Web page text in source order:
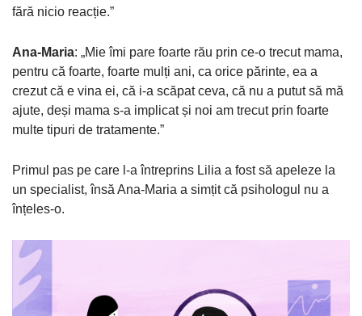
fără nicio reacție.”
Ana-Maria: „Mie îmi pare foarte rău prin ce-o trecut mama,
pentru că foarte, foarte mulți ani, ca orice părinte, ea a
crezut că e vina ei, că i-a scăpat ceva, că nu a putut să mă
ajute, deși mama s-a implicat și noi am trecut prin foarte
multe tipuri de tratamente.”
Primul pas pe care l-a întreprins Lilia a fost să apeleze la
un specialist, însă Ana-Maria a simțit că psihologul nu a
înțeles-o.